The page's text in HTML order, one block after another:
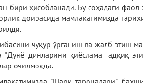
бири ҳисобланади. Бу соҳадаги
доирасида мамлакатимизда
чуқур ўрганиш ва жалб этиш
"Дунё динларини қиёслама тадқиқ
очилмоқда.
"Шарқ тароналари",